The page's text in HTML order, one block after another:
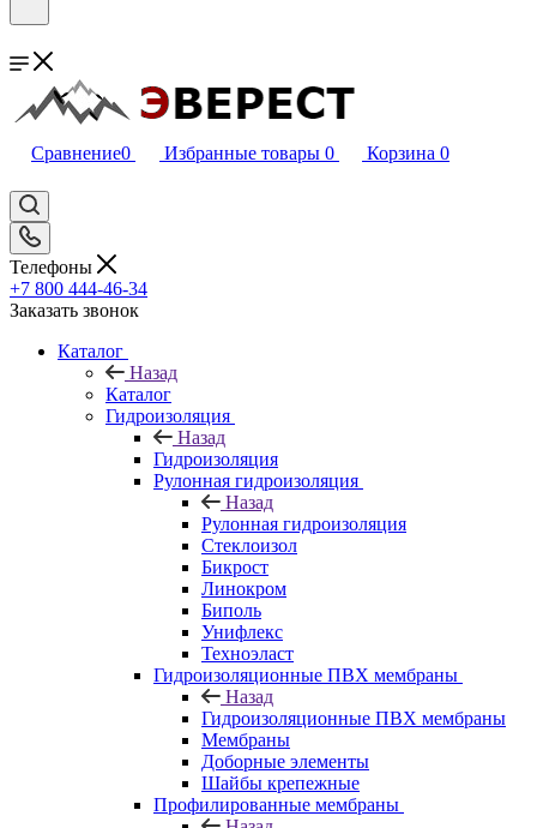
Сравнение0 Избранные товары 0 Корзина 0
Телефоны
+7 800 444-46-34
Заказать звонок
Каталог
Назад
Каталог
Гидроизоляция
Назад
Гидроизоляция
Рулонная гидроизоляция
Назад
Рулонная гидроизоляция
Стеклоизол
Бикрост
Линокром
Биполь
Унифлекс
Техноэласт
Гидроизоляционные ПВХ мембраны
Назад
Гидроизоляционные ПВХ мембраны
Мембраны
Доборные элементы
Шайбы крепежные
Профилированные мембраны